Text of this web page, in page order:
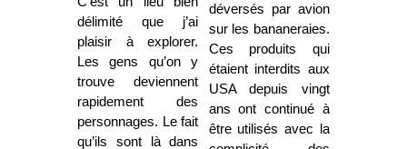
délimité que j’ai
plaisir à explorer.
Les gens qu’on y
trouve deviennent
rapidement des
personnages. Le fait
qu’ils sont là dans
déversés par avion
sur les bananeraies.
Ces produits qui
étaient interdits aux
USA depuis vingt
ans ont continué à
être utilisés avec la